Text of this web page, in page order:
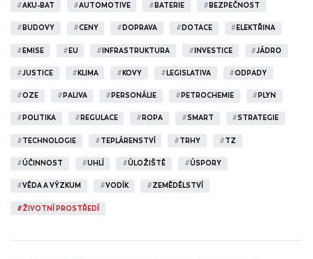
#AKU-BAT #AUTOMOTIVE # BATERIE # BEZPEČNOST
# BUDOVY #CENY # DOPRAVA # DOTACE # ELEKTŘINA
# EMISE # EU # INFRASTRUKTURA # INVESTICE #JÁDRO
#JUSTICE # KLIMA # KOVY # LEGISLATIVA #ODPADY
#OZE # PALIVA # PERSONÁLIE # PETROCHEMIE # PLYN
#POLITIKA #REGULACE #ROPA #SMART #STRATEGIE
#TECHNOLOGIE #TEPLÁRENSTVÍ #TRHY #TZ
#ÚČINNOST #UHLÍ #ÚLOŽIŠTĚ #ÚSPORY
#VĚDA A VÝZKUM #VODÍK #ZEMĚDĚLSTVÍ
#ŽIVOTNÍ PROSTŘEDÍ